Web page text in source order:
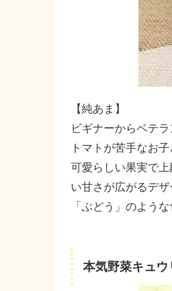
【純あま】
ビギナーからベテ
トマトが苦手なお
可愛らしい果実で
い甘さが広がるデ
「ぶどう」のような
本気野菜キュ